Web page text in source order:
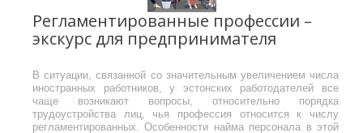
Регламентированные профессии –
экскурс для предпринимателя
В ситуации, связанной со значительным увеличением числа
иностранных работников, у эстонских работодателей все
чаще возникают вопросы, относительно порядка
трудоустройства лиц, чья профессия относится к числу
регламентированных. Особенности найма персонала в этой